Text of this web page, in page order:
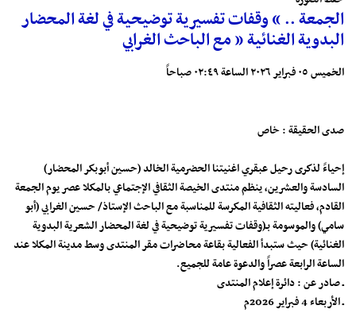
الجمعة .. “ وقفات تفسيرية توضيحية في لغة المحضار
البدوية الغنائية ” مع الباحث الغرابي
الخميس ٠٥ فبراير ٢٠٢٦ الساعة ٠٢:٤٩ صباحاً
صدى الحقيقة : خاص
إحياءً لذكرى رحيل عبقري اغنيتنا الحضرمية الخالد (حسين أبوبكر المحضار)
السادسة والعشرين، ينظم منتدى الخيصة الثقافي الإجتماعي بالمكلا عصر يوم الجمعة
القادم، فعاليته الثقافية المكرسة للمناسبة مع الباحث الإستاذ/ حسين الغرابي (أبو
سامي) والموسومة بـ(وقفات تفسيرية توضيحية في لغة المحضار الشعرية البدوية
الغنائية) حيث ستبدأ الفعالية بقاعة محاضرات مقر المنتدى وسط مدينة المكلا عند
الساعة الرابعة عصراً والدعوة عامة للجميع.
ـ صادر عن : دائرة إعلام المنتدى
ـ الأربعاء 4 فبراير 2026م